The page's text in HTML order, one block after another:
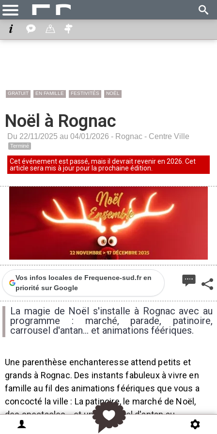
GRATUIT EN FAMILLE FESTIVITÉS NOËL
Noël à Rognac
Du 22/11/2025 au 04/01/2026 - Rognac - Centre Ville
Terminé
Cet événement est passé, mais il devrait revenir en 2026. Cet
article sera mis à jour pour la prochaine édition.
Vos infos locales de Frequence-sud.fr en
priorité sur Google
La magie de Noël s'installe à Rognac avec au
programme : marché, parade, patinoire,
carrousel d'antan... et animations féériques.
Une parenthèse enchanteresse attend petits et
grands à Rognac. Des instants fabuleux à vivre en
famille au fil des animations féériques que vous a
concocté la ville : La patinoire, le marché de Noël,
des spectacles... et un carrousel d'antan au
programme !